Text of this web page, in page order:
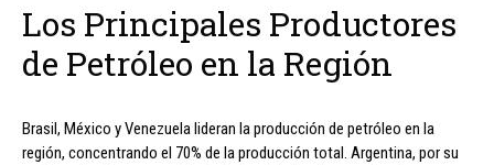
Los Principales Productores
de Petróleo en la Región
Brasil, México y Venezuela lideran la producción de petróleo en la
región, concentrando el 70% de la producción total. Argentina, por su